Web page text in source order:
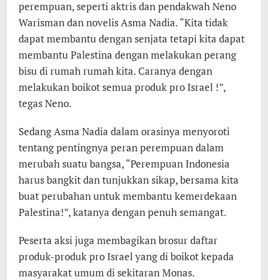
perempuan, seperti aktris dan pendakwah Neno
Warisman dan novelis Asma Nadia. “Kita tidak
dapat membantu dengan senjata tetapi kita dapat
membantu Palestina dengan melakukan perang
bisu di rumah rumah kita. Caranya dengan
melakukan boikot semua produk pro Israel !”,
tegas Neno.
Sedang Asma Nadia dalam orasinya menyoroti
tentang pentingnya peran perempuan dalam
merubah suatu bangsa, “Perempuan Indonesia
harus bangkit dan tunjukkan sikap, bersama kita
buat perubahan untuk membantu kemerdekaan
Palestina!”, katanya dengan penuh semangat.
Peserta aksi juga membagikan brosur daftar
produk-produk pro Israel yang di boikot kepada
masyarakat umum di sekitaran Monas.